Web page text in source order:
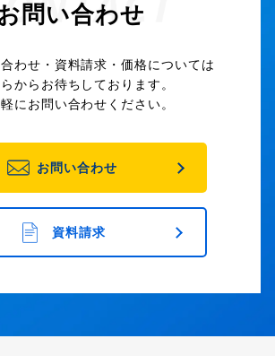
問い合わせ
わせ・資料請求・価格については
からお待ちしております。
にお問い合わせください。
お問い合わせ
資料請求